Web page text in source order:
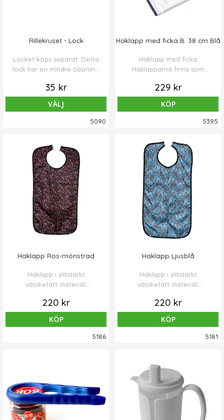
Rillekruset - Lock
Locket köps separat. Detta
lock har en mindre öppning
vätska.
35 kr
VÄLJ
5090
Haklapp med ficka B. 38 cm Blå
Haklapp med ficka
Haklapparna finns som
barnmodell. Fästes med
kardborre vid halsen.
Vuxenmodellen har en bredd
på 38 cm och mäter 50 cm
40°. Marin polyuretan.
229 kr
KÖP
5395
Haklapp Ros-mönstrad
Haklapp i slitstarkt
vätsketätt material.
reglerbar halsvidd.
220 kr
KÖP
5186
Haklapp Ljusblå
Haklapp i slitstarkt
vätsketätt material.
reglerbar halsvidd.
220 kr
KÖP
5181